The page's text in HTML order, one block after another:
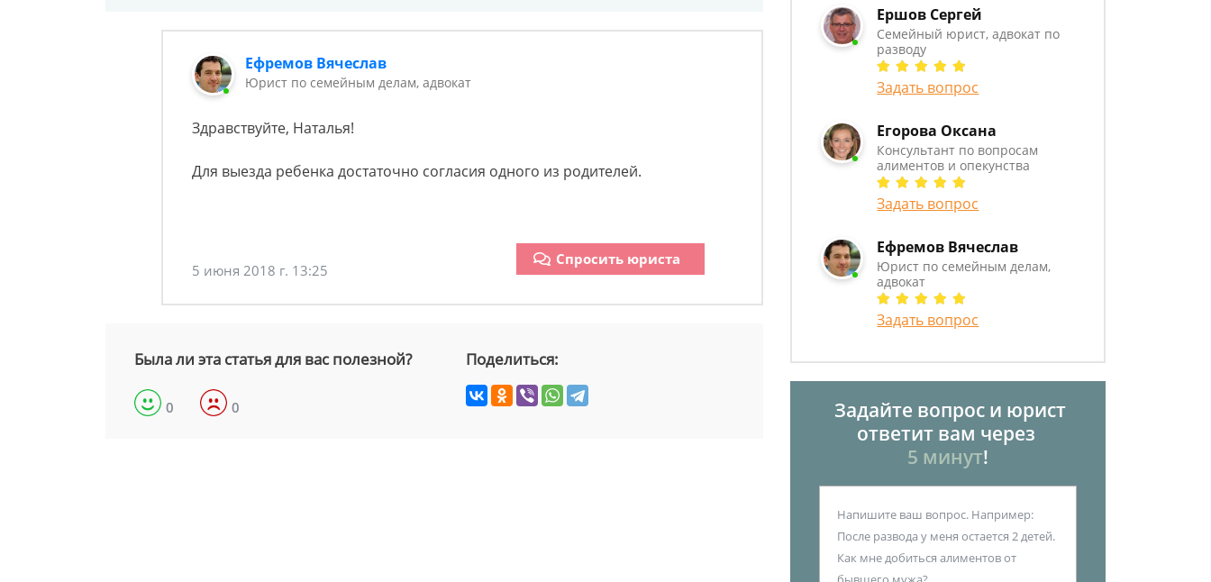
Ефремов Вячеслав
Юрист по семейным делам, адвокат
Здравствуйте, Наталья!
Для выезда ребенка достаточно согласия одного из родителей.
5 июня 2018 г. 13:25
Спросить юриста
Была ли эта статья для вас полезной?
0 0
Поделиться:
Ершов Сергей
Семейный юрист, адвокат по
разводу
Задать вопрос
Егорова Оксана
Консультант по вопросам
алиментов и опекунства
Задать вопрос
Ефремов Вячеслав
Юрист по семейным делам,
адвокат
Задать вопрос
Задайте вопрос и юрист
ответит вам через
5 минут!